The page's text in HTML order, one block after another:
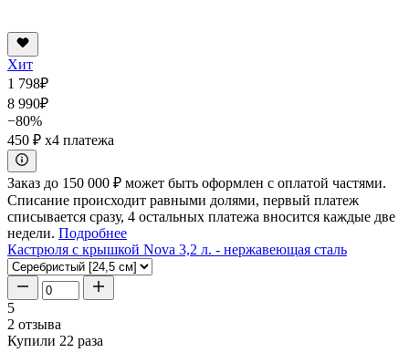
Хит
1 798₽
8 990₽
−80%
450 ₽ x4 платежа
Заказ до 150 000 ₽ может быть оформлен с оплатой частями.
Списание происходит равными долями, первый платеж
списывается сразу, 4 остальных платежа вносится каждые две
недели. Подробнее
Кастрюля с крышкой Nova 3,2 л. - нержавеющая сталь
5
2 отзыва
Купили 22 раза